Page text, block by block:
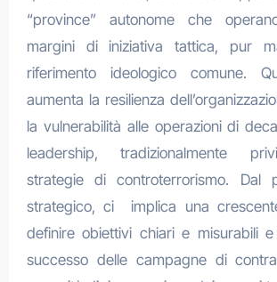
“province” autonome che
margini di iniziativa tattica, pur
riferimento ideologico comune.
aumenta la resilienza
la vulnerabilità alle operazioni di
leadership, tradizionalmente
strategie di controterrorismo. Dal
strategico, ci implica una
definire obiettivi chiari e misurabili
successo delle campagne di